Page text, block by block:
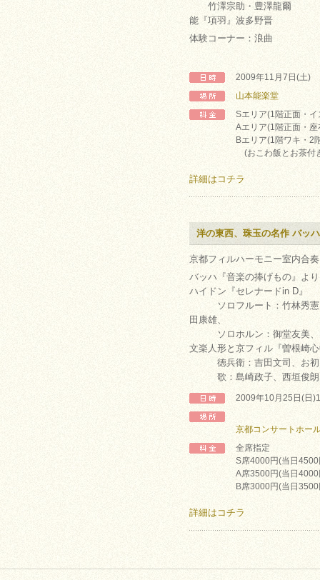
竹澤宗助・豊澤龍爾
能『項羽』波多野晋
体験コーナー：浪曲
2009年11月7日(土)
山本能楽堂
Sエリア(1階正面・
Aエリア(1階正面・
Bエリア(1階ワキ・2
(おこわ飯とお茶付
詳細はコチラ
洋の東西、珠玉の名作 バッ
京都フィルハーモニー室内合
バッハ『音楽の捧げもの』よ
ハイドン『セレナードin D』
ソロフルート：竹林秀憲、
田康雄、
ソロホルン：御堂友美、
文楽人形と京フィル『曽根崎
徳兵衛：吉田文司、お初
歌：島崎政子、西垣俊朗
2009年10月25日(日
京都コンサートホー
全席指定
S席4000円(当日4500
A席3500円(当日4000
B席3000円(当日
詳細はコチラ